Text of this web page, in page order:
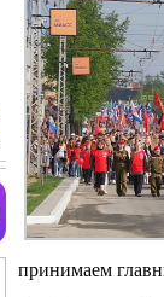
принимаем